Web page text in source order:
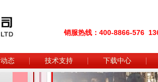
销服热线：400-8866-576
态 技术支持 下载中心